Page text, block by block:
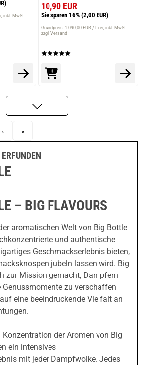
inkl. MwSt.
10,90 EUR
Sie sparen 16% (2,00 EUR)
Grundpreis: 1.090,00 EUR / Liter inkl. MwSt.
zzgl. Versand
› »
– BIG FLAVOURS
aromatischen Welt von Big Bottle
und authentische
Geschmackserlebnis bieten,
jubeln lassen wird. Big
zur Mission gemacht, Dampfern
Genussmomente zu verschaffen
eine beeindruckende Vielfalt an
Konzentration der Aromen von Big
ein intensives
mit jeder Dampfwolke. Jedes